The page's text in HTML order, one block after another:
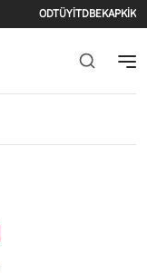
İkincil
ODTÜYİTDBEKAPKİK